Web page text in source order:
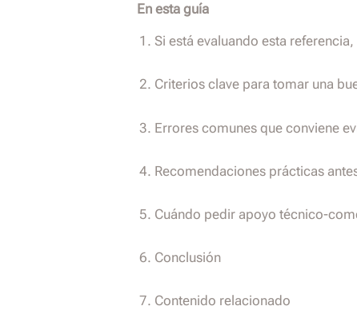
En esta guía
Si está evaluando esta
Criterios clave para tomar una
Errores comunes que conviene
Recomendaciones prácticas
Cuándo pedir apoyo técnico-
Conclusión
Contenido relacionado